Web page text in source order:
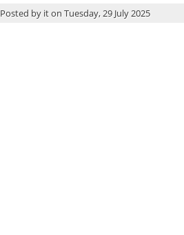
Posted by iton Tuesday, 29 July 2025